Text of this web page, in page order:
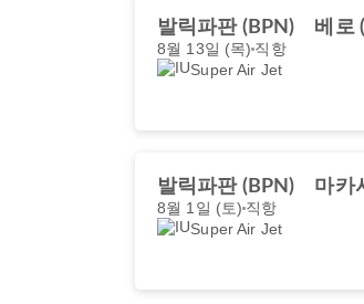
발릭파판 (BPN) 베로
8월 13일 (목) 직항
Super Air Jet
발릭파판 (BPN) 마카
8월 1일 (토) 직항
Super Air Jet